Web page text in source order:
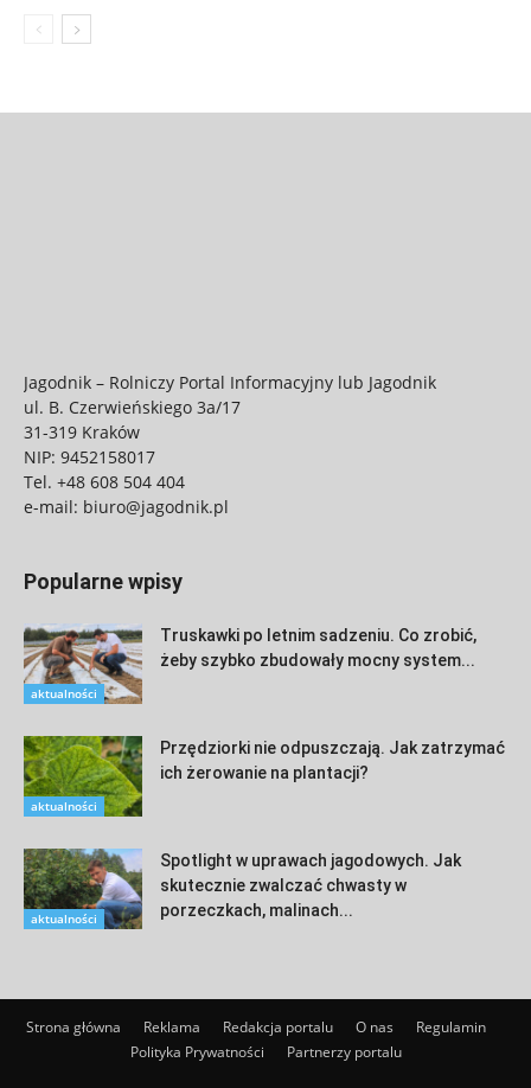
Jagodnik – Rolniczy Portal Informacyjny lub Jagodnik
ul. B. Czerwieńskiego 3a/17
31-319 Kraków
NIP: 9452158017
Tel. +48 608 504 404
e-mail: biuro@jagodnik.pl
Popularne wpisy
aktualności
Truskawki po letnim sadzeniu. Co zrobić,
żeby szybko zbudowały mocny system...
aktualności
Przędziorki nie odpuszczają. Jak zatrzymać
ich żerowanie na plantacji?
aktualności
Spotlight w uprawach jagodowych. Jak
skutecznie zwalczać chwasty w
porzeczkach, malinach...
Strona główna Reklama Redakcja portalu O nas
Regulamin
Polityka Prywatności
Partnerzy portalu